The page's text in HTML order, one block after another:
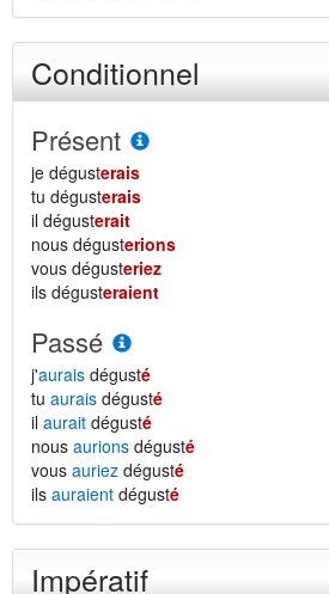
Conditionnel
Présent
je dégusterais
tu dégusterais
il dégusterait
nous dégusterions
vous dégusteriez
ils dégusteraient
Passé
j'aurais dégusté
tu aurais dégusté
il aurait dégusté
nous aurions dégusté
vous auriez dégusté
ils auraient dégusté
Impératif